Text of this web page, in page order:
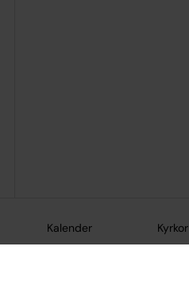
Kalender Kyrkor